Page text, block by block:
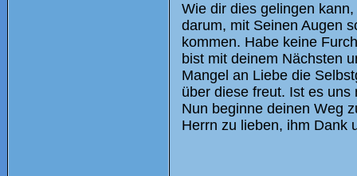
Wie dir dies gelingen
darum, mit Seinen Augen
kommen. Habe keine
bist mit deinem Nächsten
Mangel an Liebe die
über diese freut. Ist es
Nun beginne deinen Weg
Herrn zu lieben, ihm Dank